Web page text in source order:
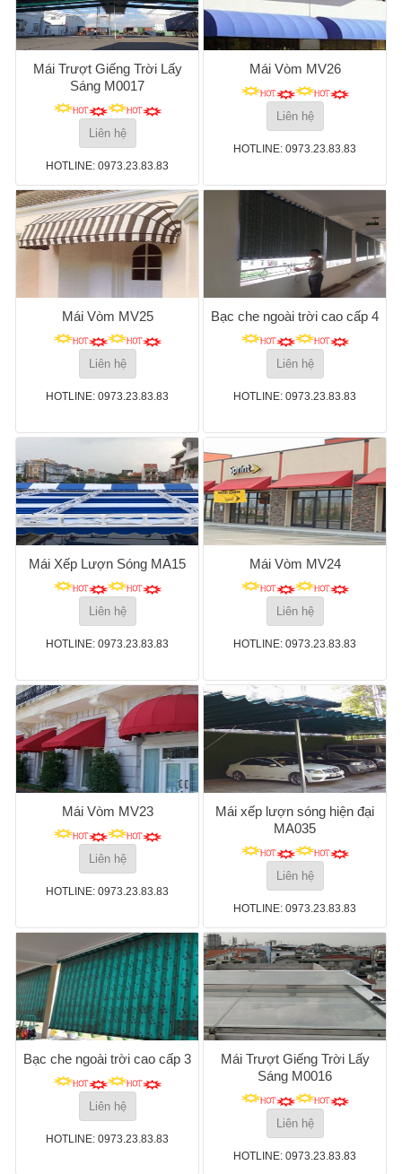
Mái Trượt Giếng Trời Lấy
Sáng M0017
Liên hệ
HOTLINE: 0973.23.83.83
Mái Vòm MV26
Liên hệ
HOTLINE: 0973.23.83.83
Mái Vòm MV25
Liên hệ
HOTLINE: 0973.23.83.83
Bạc che ngoài trời cao cấp 4
Liên hệ
HOTLINE: 0973.23.83.83
Mái Xếp Lượn Sóng MA15
Liên hệ
HOTLINE: 0973.23.83.83
Mái Vòm MV24
Liên hệ
HOTLINE: 0973.23.83.83
Mái Vòm MV23
Liên hệ
HOTLINE: 0973.23.83.83
Mái xếp lượn sóng hiện đại
MA035
Liên hệ
HOTLINE: 0973.23.83.83
Bạc che ngoài trời cao cấp 3
Liên hệ
HOTLINE: 0973.23.83.83
Mái Trượt Giếng Trời Lấy
Sáng M0016
Liên hệ
HOTLINE: 0973.23.83.83